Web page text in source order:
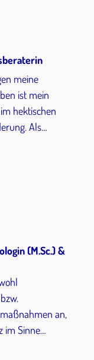
meine
ist mein
hektischen
Als
und die
bilden
(M.Sc.) &
an,
im Sinne
Faktoren